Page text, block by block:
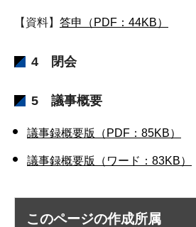
【資料】 答申（PDF：44KB）
4 閉会
5 議事概要
議事録概要版（PDF：85KB）
議事録概要版（ワード：83KB）
このページの作成所属